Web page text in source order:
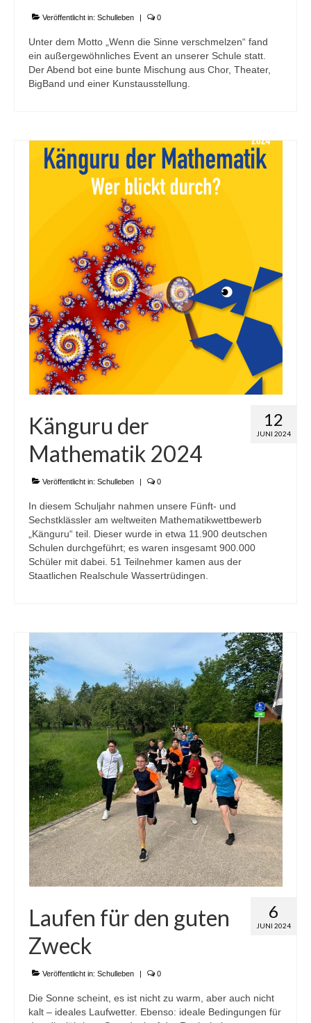
Veröffentlicht in: Schulleben | 0
Unter dem Motto „Wenn die Sinne verschmelzen“ fand
ein außergewöhnliches Event an unserer Schule statt.
Der Abend bot eine bunte Mischung aus Chor, Theater,
BigBand und einer Kunstausstellung.
12
JUNI 2024
Känguru der
Mathematik 2024
Veröffentlicht in: Schulleben | 0
In diesem Schuljahr nahmen unsere Fünft- und
Sechstklässler am weltweiten Mathematikwettbewerb
„Känguru“ teil. Dieser wurde in etwa 11.900 deutschen
Schulen durchgeführt; es waren insgesamt 900.000
Schüler mit dabei. 51 Teilnehmer kamen aus der
Staatlichen Realschule Wassertrüdingen.
6
JUNI 2024
Laufen für den guten
Zweck
Veröffentlicht in: Schulleben | 0
Die Sonne scheint, es ist nicht zu warm, aber auch nicht
kalt – ideales Laufwetter. Ebenso: ideale Bedingungen für